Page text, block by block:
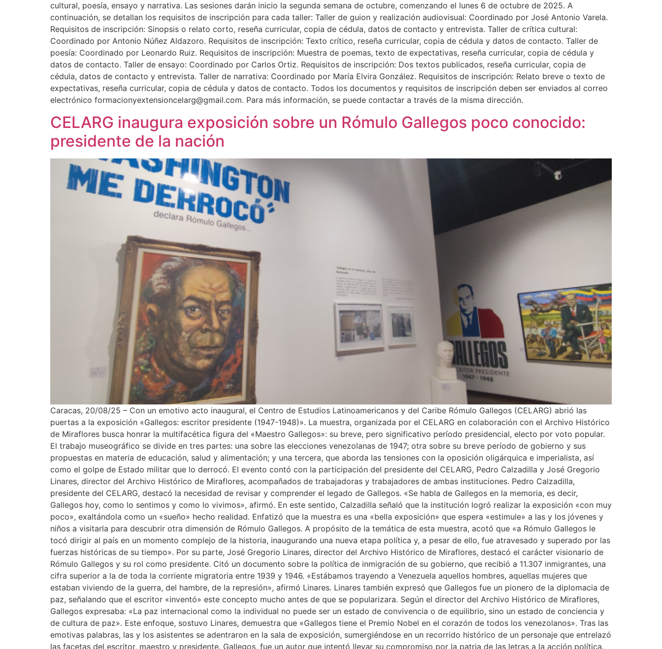
cultural, poesía, ensayo y narrativa. Las sesiones darán inicio la segunda semana de octubre, comenzando el lunes 6 de octubre de 2025. A
continuación, se detallan los requisitos de inscripción para cada taller: Taller de guion y realización audiovisual: Coordinado por José Antonio Varela.
Requisitos de inscripción: Sinopsis o relato corto, reseña curricular, copia de cédula, datos de contacto y entrevista. Taller de crítica cultural:
Coordinado por Antonio Núñez Aldazoro. Requisitos de inscripción: Texto crítico, reseña curricular, copia de cédula y datos de contacto. Taller de
poesía: Coordinado por Leonardo Ruiz. Requisitos de inscripción: Muestra de poemas, texto de expectativas, reseña curricular, copia de cédula y
datos de contacto. Taller de ensayo: Coordinado por Carlos Ortiz. Requisitos de inscripción: Dos textos publicados, reseña curricular, copia de
cédula, datos de contacto y entrevista. Taller de narrativa: Coordinado por María Elvira González. Requisitos de inscripción: Relato breve o texto de
expectativas, reseña curricular, copia de cédula y datos de contacto. Todos los documentos y requisitos de inscripción deben ser enviados al correo
electrónico formacionyextensioncelarg@gmail.com. Para más información, se puede contactar a través de la misma dirección.
CELARG inaugura exposición sobre un Rómulo Gallegos poco conocido:
presidente de la nación
Caracas, 20/08/25 – Con un emotivo acto inaugural, el Centro de Estudios Latinoamericanos y del Caribe Rómulo Gallegos (CELARG) abrió las
puertas a la exposición «Gallegos: escritor presidente (1947-1948)». La muestra, organizada por el CELARG en colaboración con el Archivo Histórico
de Miraflores busca honrar la multifacética figura del «Maestro Gallegos»: su breve, pero significativo período presidencial, electo por voto popular.
El trabajo museográfico se divide en tres partes: una sobre las elecciones venezolanas de 1947; otra sobre su breve período de gobierno y sus
propuestas en materia de educación, salud y alimentación; y una tercera, que aborda las tensiones con la oposición oligárquica e imperialista, así
como el golpe de Estado militar que lo derrocó. El evento contó con la participación del presidente del CELARG, Pedro Calzadilla y José Gregorio
Linares, director del Archivo Histórico de Miraflores, acompañados de trabajadoras y trabajadores de ambas instituciones. Pedro Calzadilla,
presidente del CELARG, destacó la necesidad de revisar y comprender el legado de Gallegos. «Se habla de Gallegos en la memoria, es decir,
Gallegos hoy, como lo sentimos y como lo vivimos», afirmó. En este sentido, Calzadilla señaló que la institución logró realizar la exposición «con muy
poco», exaltándola como un «sueño» hecho realidad. Enfatizó que la muestra es una «bella exposición» que espera «estimule» a las y los jóvenes y
niños a visitarla para descubrir otra dimensión de Rómulo Gallegos. A propósito de la temática de esta muestra, acotó que «a Rómulo Gallegos le
tocó dirigir al país en un momento complejo de la historia, inaugurando una nueva etapa política y, a pesar de ello, fue atravesado y superado por las
fuerzas históricas de su tiempo». Por su parte, José Gregorio Linares, director del Archivo Histórico de Miraflores, destacó el carácter visionario de
Rómulo Gallegos y su rol como presidente. Citó un documento sobre la política de inmigración de su gobierno, que recibió a 11.307 inmigrantes, una
cifra superior a la de toda la corriente migratoria entre 1939 y 1946. «Estábamos trayendo a Venezuela aquellos hombres, aquellas mujeres que
estaban viviendo de la guerra, del hambre, de la represión», afirmó Linares. Linares también expresó que Gallegos fue un pionero de la diplomacia de
paz, señalando que el escritor «inventó» este concepto mucho antes de que se popularizara. Según el director del Archivo Histórico de Miraflores,
Gallegos expresaba: «La paz internacional como la individual no puede ser un estado de convivencia o de equilibrio, sino un estado de conciencia y
de cultura de paz». Este enfoque, sostuvo Linares, demuestra que «Gallegos tiene el Premio Nobel en el corazón de todos los venezolanos». Tras las
emotivas palabras, las y los asistentes se adentraron en la sala de exposición, sumergiéndose en un recorrido histórico de un personaje que entrelazó
las facetas del escritor, maestro y presidente. Gallegos, fue un autor que intentó llevar su compromiso por la patria de las letras a la acción política.